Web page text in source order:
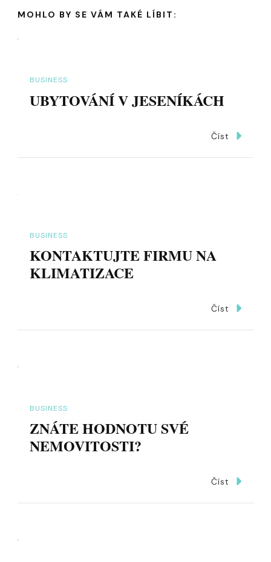
MOHLO BY SE VÁM TAKÉ LÍBIT:
BUSINESS
UBYTOVÁNÍ V JESENÍKÁCH
Číst
BUSINESS
KONTAKTUJTE FIRMU NA
KLIMATIZACE
Číst
BUSINESS
ZNÁTE HODNOTU SVÉ
NEMOVITOSTI?
Číst